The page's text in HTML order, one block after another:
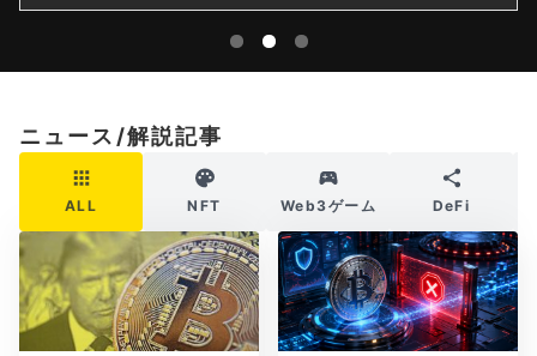
ニュース/解説記事
ALL NFT Web3ゲーム DeFi